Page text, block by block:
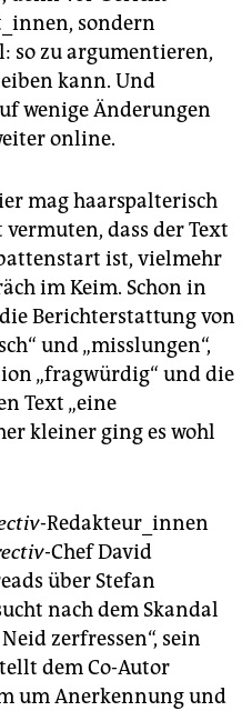
sondern
so zu argumentieren,
kann. Und
wenige Änderungen
online.
mag haarspalterisch
vermuten, dass der Text
ist, vielmehr
im Keim. Schon in
Berichterstattung von
und „misslungen“,
„fragwürdig“ und die
Text „eine
kleiner ging es wohl
-Redakteur_innen
-Chef David
über Stefan
nach dem Skandal
zerfressen“, sein
dem Co-Autor
um Anerkennung und